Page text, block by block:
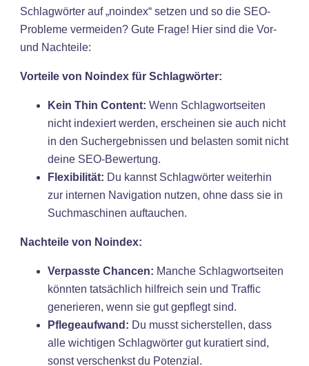
Schlagwörter auf „noindex“ setzen und so die SEO-
Probleme vermeiden? Gute Frage! Hier sind die Vor-
und Nachteile:
Vorteile von Noindex für Schlagwörter:
Kein Thin Content: Wenn Schlagwortseiten
nicht indexiert werden, erscheinen sie auch nicht
in den Suchergebnissen und belasten somit nicht
deine SEO-Bewertung.
Flexibilität: Du kannst Schlagwörter weiterhin
zur internen Navigation nutzen, ohne dass sie in
Suchmaschinen auftauchen.
Nachteile von Noindex:
Verpasste Chancen: Manche Schlagwortseiten
könnten tatsächlich hilfreich sein und Traffic
generieren, wenn sie gut gepflegt sind.
Pflegeaufwand: Du musst sicherstellen, dass
alle wichtigen Schlagwörter gut kuratiert sind,
sonst verschenkst du Potenzial.